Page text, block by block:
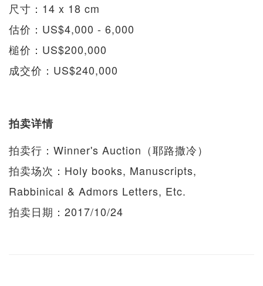
尺寸：14 x 18 cm
估价：US$4,000 - 6,000
槌价：US$200,000
成交价：US$240,000
拍卖详情
拍卖行：Winner's Auction（耶路撒冷）
拍卖场次：Holy books, Manuscripts,
Rabbinical & Admors Letters, Etc.
拍卖日期：2017/10/24